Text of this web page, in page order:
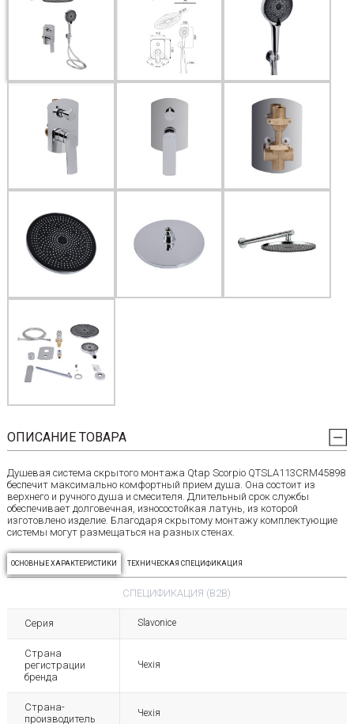
ОПИСАНИЕ ТОВАРА
Душевая система скрытого монтажа Qtap Scorpio QTSLA113CRM45898
беспечит максимально комфортный прием душа. Она состоит из
верхнего и ручного душа и смесителя. Длительный срок службы
обеспечивает долговечная, износостойкая латунь, из которой
изготовлено изделие. Благодаря скрытому монтажу комплектующие
системы могут размещаться на разных стенах.
ОСНОВНЫЕ ХАРАКТЕРИСТИКИ ТЕХНИЧЕСКАЯ СПЕЦИФИКАЦИЯ
СПЕЦИФИКАЦИЯ (B2B)
Серия Slavonice
Страна
регистрации
бренда
Чехія
Страна-
производитель
Чехія